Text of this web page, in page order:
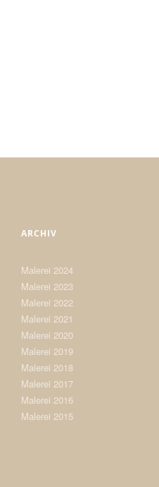
ARCHIV
Malerei 2024
Malerei 2023
Malerei 2022
Malerei 2021
Malerei 2020
Malerei 2019
Malerei 2018
Malerei 2017
Malerei 2016
Malerei 2015